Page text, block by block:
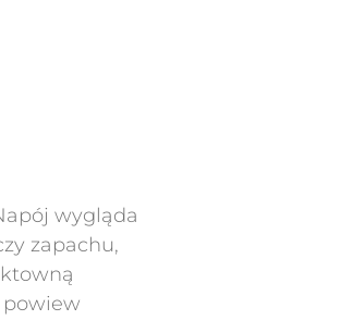
wygląda
zapachu,
powiew